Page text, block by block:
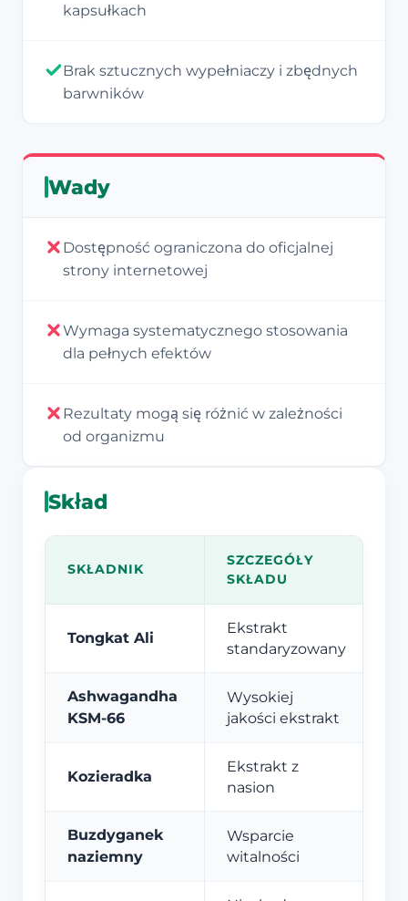
kapsułkach
Brak sztucznych wypełniaczy i zbędnych
barwników
Wady
Dostępność ograniczona do oficjalnej
strony internetowej
Wymaga systematycznego stosowania
dla pełnych efektów
Rezultaty mogą się różnić w zależności
od organizmu
Skład
SKŁADNIK
SZCZEGÓŁY
SKŁADU
Tongkat Ali
Ekstrakt
standaryzowany
Ashwagandha
KSM-66
Wysokiej
jakości ekstrakt
Kozieradka
Ekstrakt z
nasion
Buzdyganek
naziemny
Wsparcie
witalności